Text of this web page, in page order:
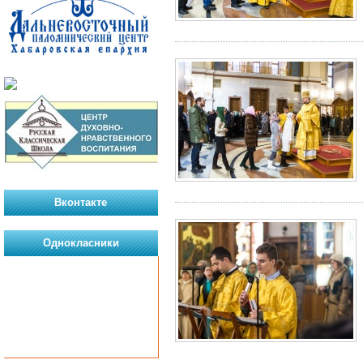
Вконтакте
Однокласники